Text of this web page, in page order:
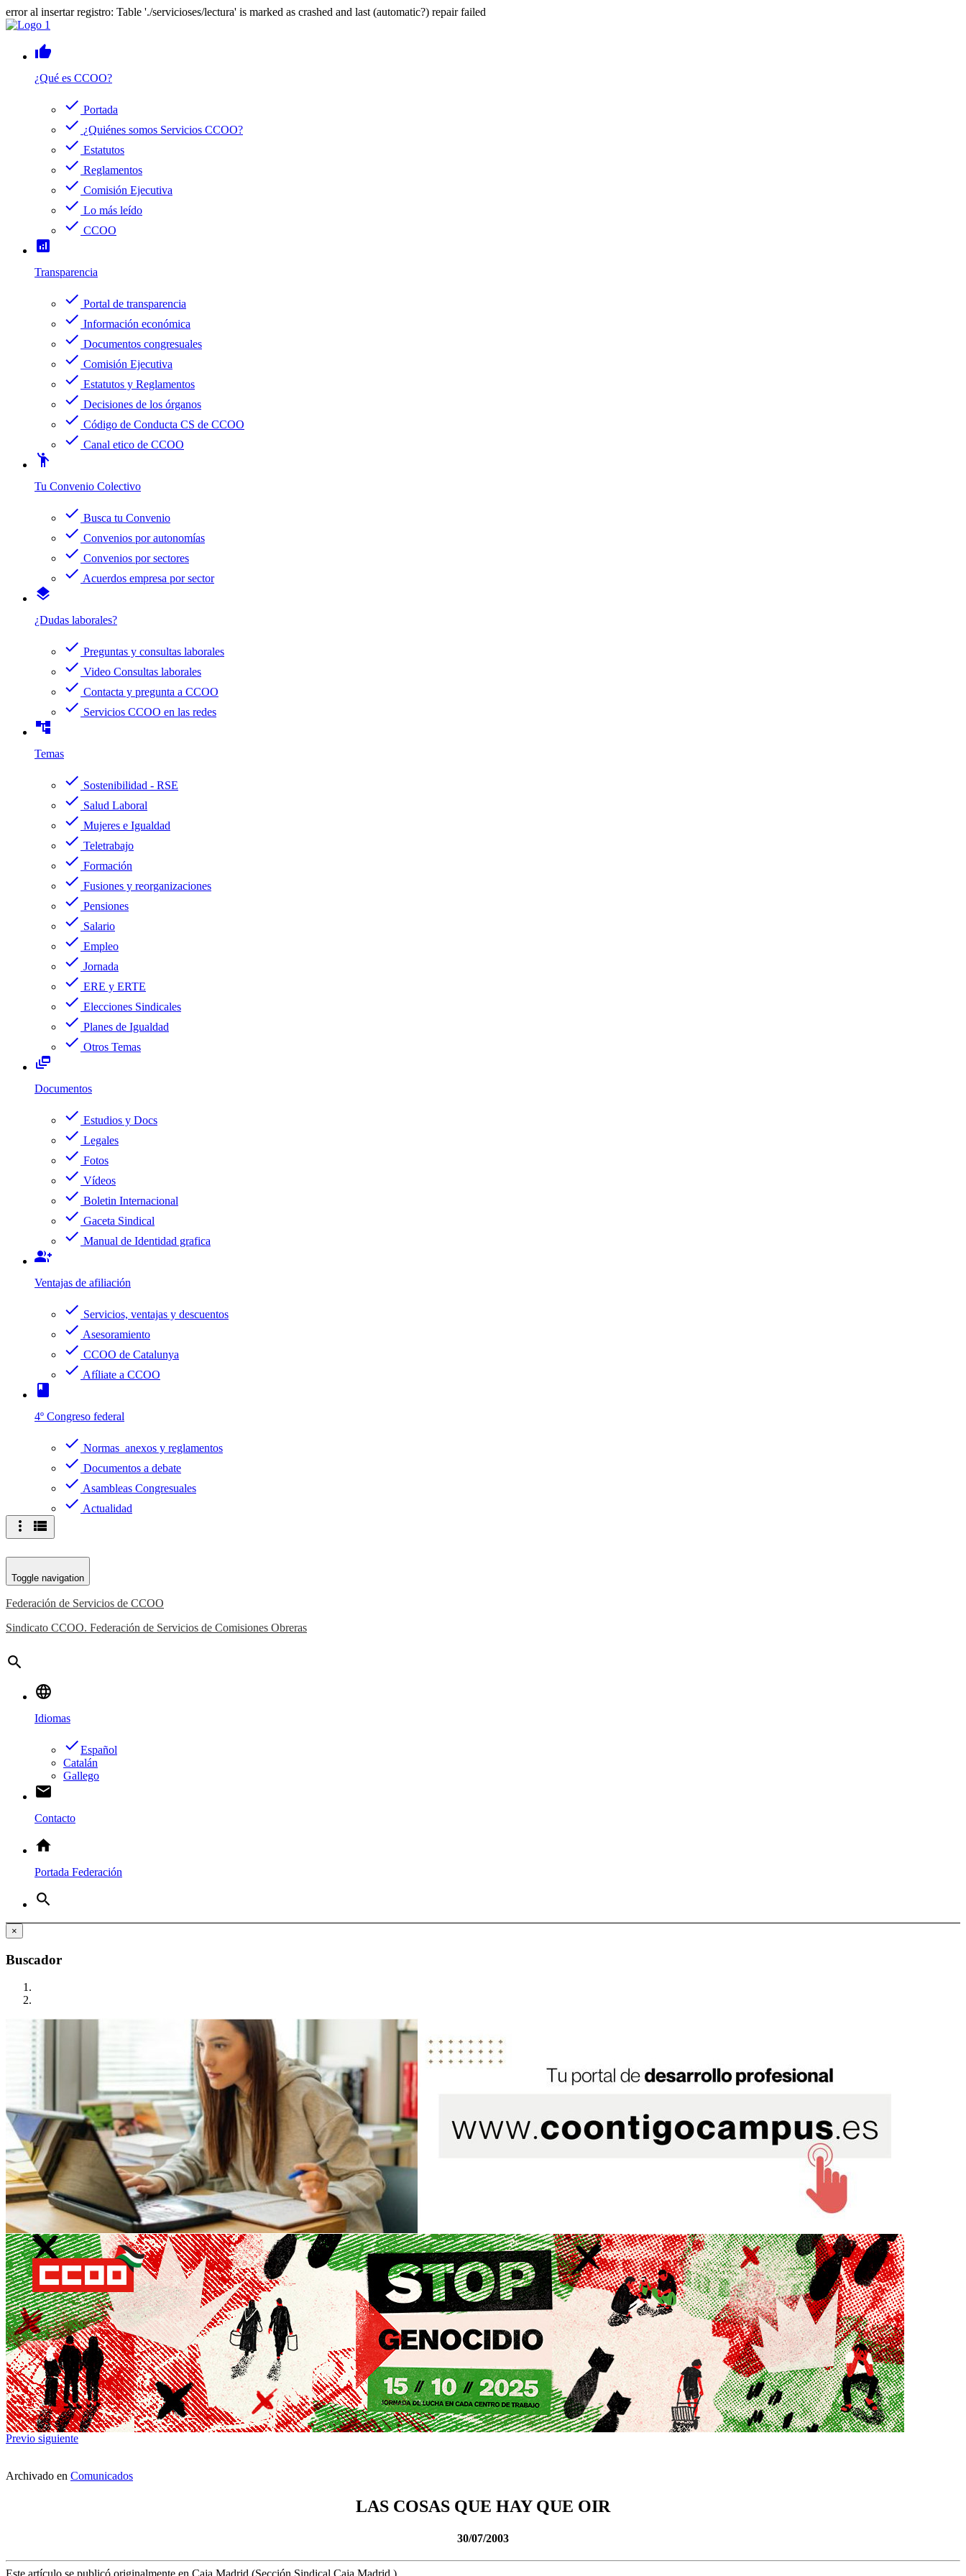
error al insertar registro: Table './servicioses/lectura' is marked as crashed and last (automatic?) repair failed
thumb_up
¿Qué es CCOO?
check Portada
check ¿Quiénes somos Servicios CCOO?
check Estatutos
check Reglamentos
check Comisión Ejecutiva
check Lo más leído
check CCOO
analytics
Transparencia
check Portal de transparencia
check Información económica
check Documentos congresuales
check Comisión Ejecutiva
check Estatutos y Reglamentos
check Decisiones de los órganos
check Código de Conducta CS de CCOO
check Canal etico de CCOO
emoji_people
Tu Convenio Colectivo
check Busca tu Convenio
check Convenios por autonomías
check Convenios por sectores
check Acuerdos empresa por sector
layers
¿Dudas laborales?
check Preguntas y consultas laborales
check Video Consultas laborales
check Contacta y pregunta a CCOO
check Servicios CCOO en las redes
account_tree
Temas
check Sostenibilidad - RSE
check Salud Laboral
check Mujeres e Igualdad
check Teletrabajo
check Formación
check Fusiones y reorganizaciones
check Pensiones
check Salario
check Empleo
check Jornada
check ERE y ERTE
check Elecciones Sindicales
check Planes de Igualdad
check Otros Temas
dynamic_feed
Documentos
check Estudios y Docs
check Legales
check Fotos
check Vídeos
check Boletin Internacional
check Gaceta Sindical
check Manual de Identidad grafica
group_add
Ventajas de afiliación
check Servicios, ventajas y descuentos
check Asesoramiento
check CCOO de Catalunya
check Afíliate a CCOO
book
4º Congreso federal
check Normas anexos y reglamentos
check Documentos a debate
check Asambleas Congresuales
check Actualidad
more_vert view_list
Toggle navigation
Federación de Servicios de CCOO
Sindicato CCOO. Federación de Servicios de Comisiones Obreras
search
language
Idiomas
doneEspañol
Catalán
Gallego
email
Contacto
home
Portada Federación
search
×
Buscador
Previo siguiente
Archivado en Comunicados
LAS COSAS QUE HAY QUE OIR
30/07/2003
Este artículo se publicó originalmente en Caja Madrid (Sección Sindical Caja Madrid ) ,